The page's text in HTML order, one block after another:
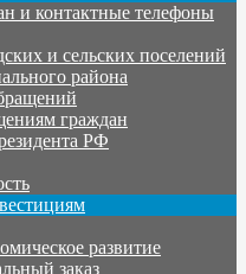
и контактные телефоны
и сельских поселений
района
граждан
РФ
развитие
заказ